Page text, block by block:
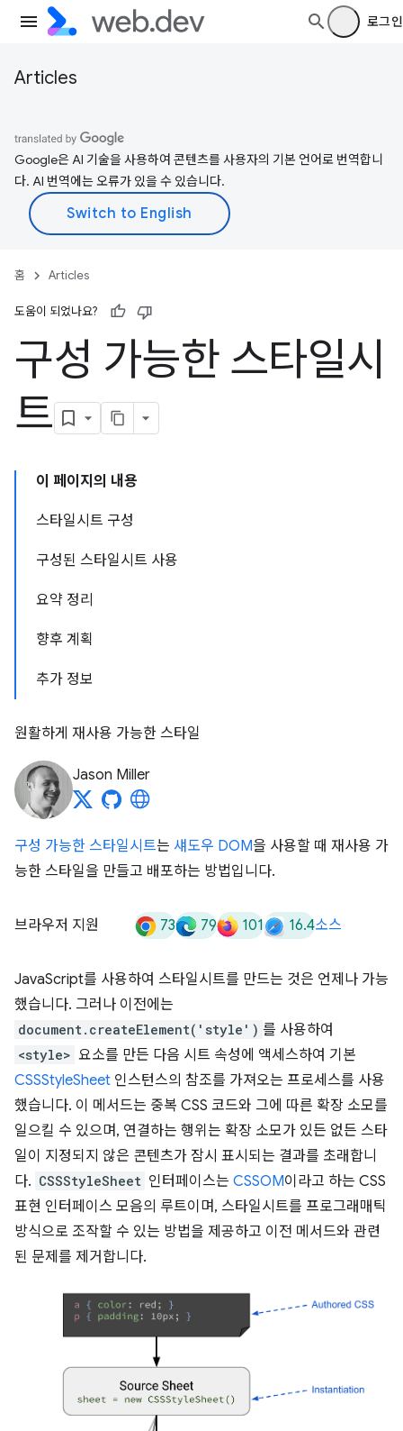
로그인
Articles
Google은 AI 기술을 사용하여 콘텐츠를 사용자의 기본 언어로 번역합니
다. AI 번역에는 오류가 있을 수 있습니다.
홈 Articles
도움이 되었나요?
구성 가능한 스타일시
트
이 페이지의 내용
스타일시트 구성
구성된 스타일시트 사용
요약 정리
향후 계획
추가 정보
원활하게 재사용 가능한 스타일
Jason Miller
구성 가능한 스타일시트는 섀도우 DOM을 사용할 때 재사용 가
능한 스타일을 만들고 배포하는 방법입니다.
브라우저 지원 73 79 101 16.4소스
JavaScript를 사용하여 스타일시트를 만드는 것은 언제나 가능
했습니다. 그러나 이전에는
document.createElement('style') 를 사용하여
<style> 요소를 만든 다음 시트 속성에 액세스하여 기본
CSSStyleSheet 인스턴스의 참조를 가져오는 프로세스를 사용
했습니다. 이 메서드는 중복 CSS 코드와 그에 따른 확장 소모를
일으킬 수 있으며, 연결하는 행위는 확장 소모가 있든 없든 스타
일이 지정되지 않은 콘텐츠가 잠시 표시되는 결과를 초래합니
다. CSSStyleSheet 인터페이스는 CSSOM이라고 하는 CSS
표현 인터페이스 모음의 루트이며, 스타일시트를 프로그래매틱
방식으로 조작할 수 있는 방법을 제공하고 이전 메서드와 관련
된 문제를 제거합니다.